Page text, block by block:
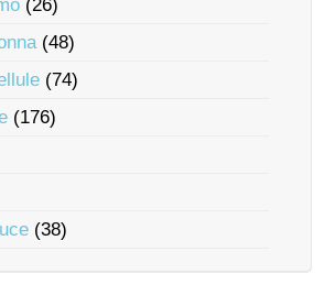
(26)
(48)
(74)
(176)
(38)